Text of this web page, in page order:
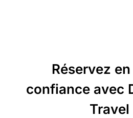
Réservez
confiance avec
Travel